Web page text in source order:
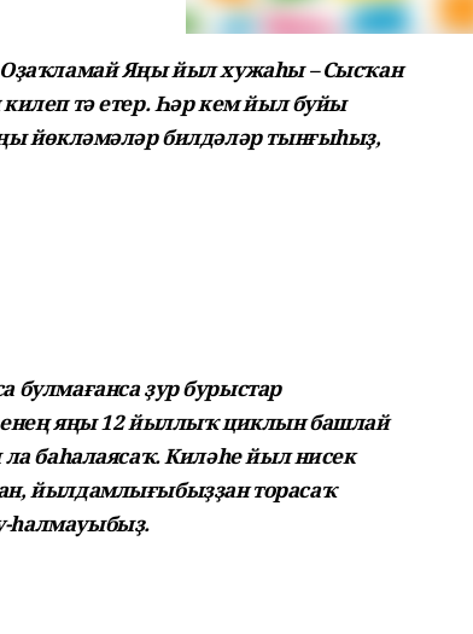
Яңы йыл хужаһы – Сысҡан
тә етер. Һәр кем йыл буйы
йөкләмәләр билдәләр тынғыһыҙ,
ҙур бурыс­тар
яңы 12 йыллыҡ циклын башлай
баһалаясаҡ. Киләһе йыл нисек
йылдамлығыбыҙҙан торасаҡ
һалмауыбыҙ.